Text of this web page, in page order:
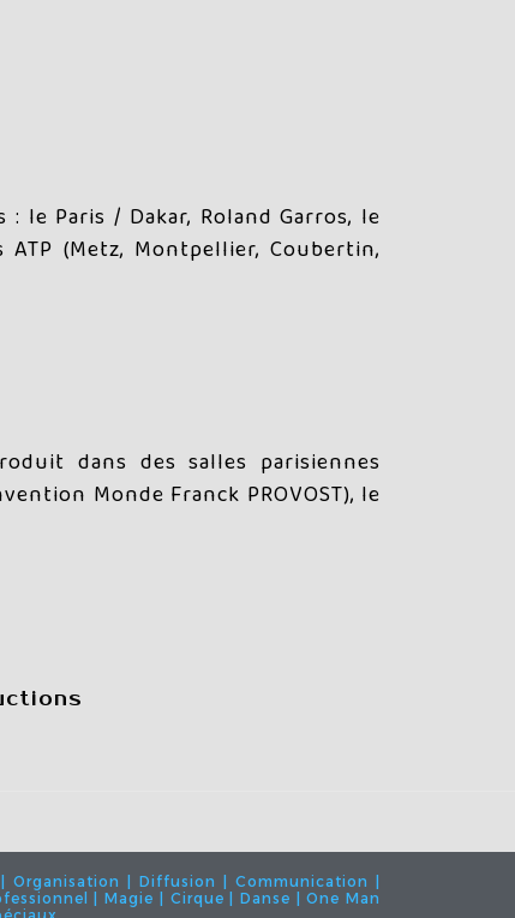
le Paris / Dakar, Roland Garros, le
(Metz, Montpellier, Coubertin,
dans des salles parisiennes
Monde Franck PROVOST), le
| Diffusion | Communication |
| Magie | Cirque | Danse | One Man